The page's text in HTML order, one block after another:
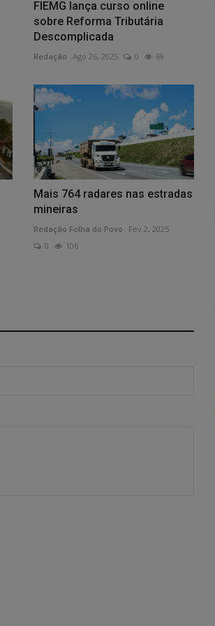
FIEMG lança curso online
sobre Reforma Tributária
Descomplicada
Redação Ago 26, 2025 0 69
Mais 764 radares nas estradas
mineiras
Redação Folha do Povo
Fev 2, 2025
0
106